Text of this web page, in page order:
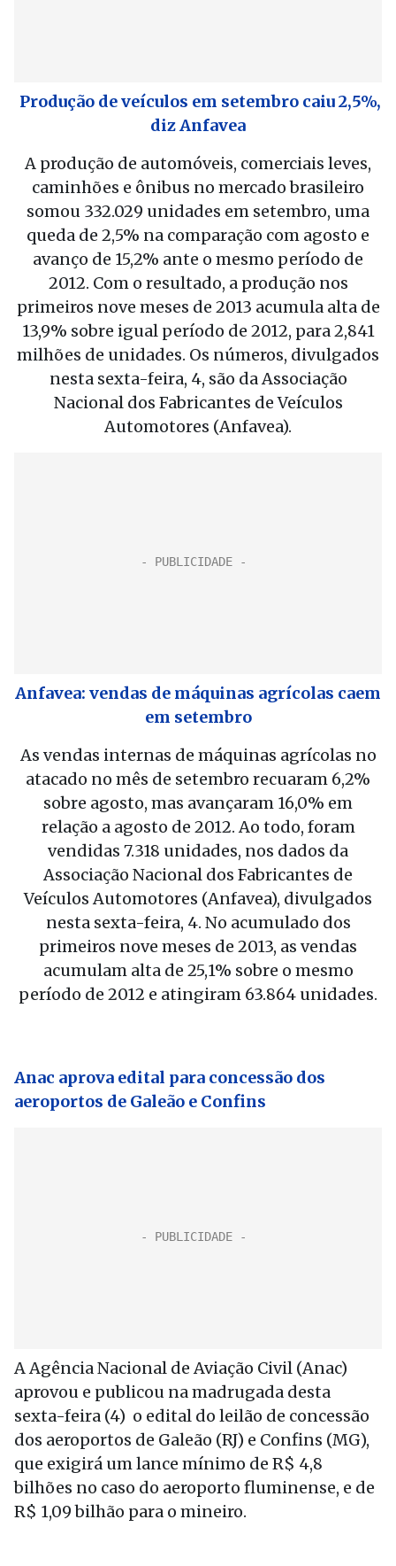
Produção de veículos em setembro caiu 2,5%,
diz Anfavea
A produção de automóveis, comerciais leves,
caminhões e ônibus no mercado brasileiro
somou 332.029 unidades em setembro, uma
queda de 2,5% na comparação com agosto e
avanço de 15,2% ante o mesmo período de
2012. Com o resultado, a produção nos
primeiros nove meses de 2013 acumula alta de
13,9% sobre igual período de 2012, para 2,841
milhões de unidades. Os números, divulgados
nesta sexta-feira, 4, são da Associação
Nacional dos Fabricantes de Veículos
Automotores (Anfavea).
Anfavea: vendas de máquinas agrícolas caem
em setembro
As vendas internas de máquinas agrícolas no
atacado no mês de setembro recuaram 6,2%
sobre agosto, mas avançaram 16,0% em
relação a agosto de 2012. Ao todo, foram
vendidas 7.318 unidades, nos dados da
Associação Nacional dos Fabricantes de
Veículos Automotores (Anfavea), divulgados
nesta sexta-feira, 4. No acumulado dos
primeiros nove meses de 2013, as vendas
acumulam alta de 25,1% sobre o mesmo
período de 2012 e atingiram 63.864 unidades.
Anac aprova edital para concessão dos
aeroportos de Galeão e Confins
A Agência Nacional de Aviação Civil (Anac)
aprovou e publicou na madrugada desta
sexta-feira (4) o edital do leilão de concessão
dos aeroportos de Galeão (RJ) e Confins (MG),
que exigirá um lance mínimo de R$ 4,8
bilhões no caso do aeroporto fluminense, e de
R$ 1,09 bilhão para o mineiro.